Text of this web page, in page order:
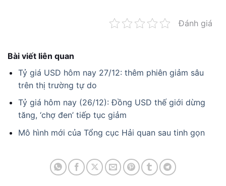
Đánh giá
Bài viết liên quan
Tỷ giá USD hôm nay 27/12: thêm phiên giảm sâu
trên thị trường tự do
Tỷ giá hôm nay (26/12): Đồng USD thế giới dừng
tăng, ‘chợ đen’ tiếp tục giảm
Mô hình mới của Tổng cục Hải quan sau tinh gọn